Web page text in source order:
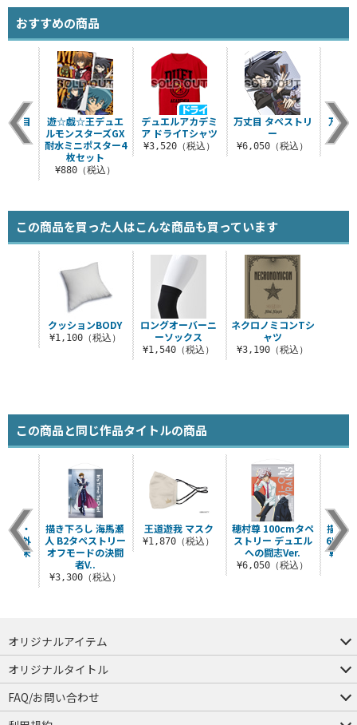
おすすめの商品
デュエルアカデミ
ア ドライTシャツ
¥3,520（税込）
万丈目 タペストリ
ー
¥6,050（税込）
万丈
キ
丈目
込）
遊☆戯☆王デュエ
ルモンスターズGX
耐水ミニポスター4
枚セット
¥880（税込）
この商品を買った人はこんな商品も買っています
ロングオーバーニ
ーソックス
¥1,540（税込）
ネクロノミコンTシ
ャツ
¥3,190（税込）
クッションBODY
¥1,100（税込）
この商品と同じ作品タイトルの商品
王道遊我 マスク
¥1,870（税込）
穂村尊 100cmタペ
ストリー デュエル
への闘志Ver.
¥6,050（税込）
描き
65mm
輪の
ド・
屋外
ー 未
描き下ろし 海馬瀬
人 B2タペストリー
オフモードの決闘
者V..
¥3,300（税込）
オリジナルアイテム
つままれ
つかまれ
ピョコッテ
オリジナルタイトル
アイテムヤ
ミスカトニック大學購買部
FAQ/お問い合わせ
FAQ
お問い合わせ